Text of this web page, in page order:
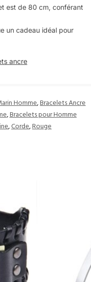
est de 80 cm, conférant
un cadeau idéal pour
ancre
Homme,Bracelets Ancre
,Bracelets pour Homme
,Corde,Rouge